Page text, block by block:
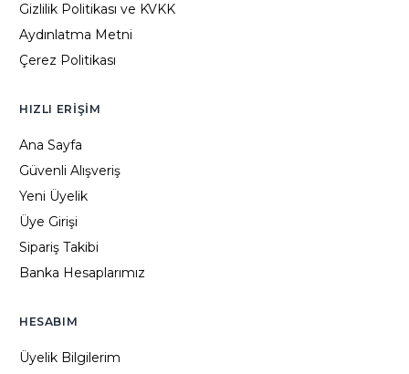
Gizlilik Politikası ve KVKK
Aydınlatma Metni
Çerez Politikası
HIZLI ERIŞIM
Ana Sayfa
Güvenli Alışveriş
Yeni Üyelik
Üye Girişi
Sipariş Takibi
Banka Hesaplarımız
HESABIM
Üyelik Bilgilerim